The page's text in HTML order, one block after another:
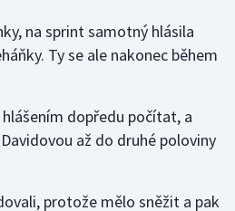
na sprint samotný hlásila
Ty se ale nakonec během
dopředu počítat, a
až do druhé poloviny
protože mělo sněžit a pak